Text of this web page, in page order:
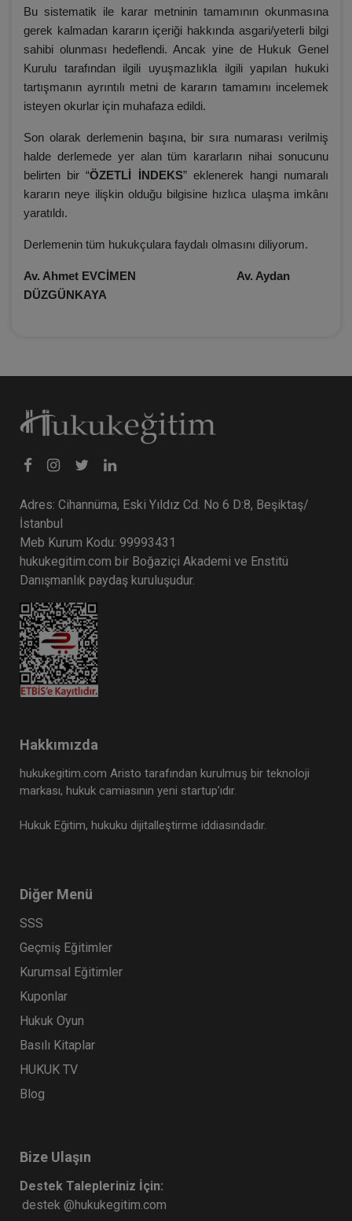
Bu sistematik ile karar metninin tamamının okunmasına
gerek kalmadan kararın içeriği hakkında asgari/yeterli bilgi
sahibi olunması hedeflendi. Ancak yine de Hukuk Genel
Kurulu tarafından ilgili uyuşmazlıkla ilgili yapılan hukuki
tartışmanın ayrıntılı metni de kararın tamamını incelemek
isteyen okurlar için muhafaza edildi.
Son olarak derlemenin başına, bir sıra numarası verilmiş
halde derlemede yer alan tüm kararların nihai sonucunu
belirten bir “ÖZETLİ İNDEKS” eklenerek hangi numaralı
kararın neye ilişkin olduğu bilgisine hızlıca ulaşma imkânı
yaratıldı.
Derlemenin tüm hukukçulara faydalı olmasını diliyorum.
Av. Ahmet EVCİMEN Av. Aydan
DÜZGÜNKAYA
Adres: Cihannüma, Eski Yıldız Cd. No 6 D:8, Beşiktaş/
İstanbul
Meb Kurum Kodu: 99993431
hukukegitim.com bir Boğaziçi Akademi ve Enstitü
Danışmanlık paydaş kuruluşudur.
Hakkımızda
hukukegitim.com Aristo tarafından kurulmuş bir teknoloji
markası, hukuk camiasının yeni startup’ıdır.
Hukuk Eğitim, hukuku dijitalleştirme iddiasındadır.
Diğer Menü
SSS
Geçmiş Eğitimler
Kurumsal Eğitimler
Kuponlar
Hukuk Oyun
Basılı Kitaplar
HUKUK TV
Blog
Bize Ulaşın
Destek Talepleriniz İçin:
destek @hukukegitim.com